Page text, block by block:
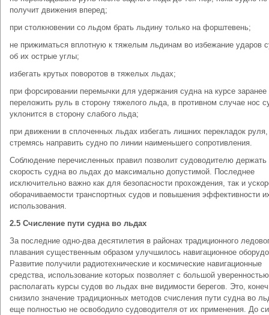
получит движения вперед;
при столкновении со льдом брать льдину только на форштевень;
не прижиматься вплотную к тяжелым льдинам во избежание ударов
об их острые углы;
избегать крутых поворотов в тяжелых льдах;
при форсировании перемычки для удержания судна на курсе заранее
переложить руль в сторону тяжелого льда, в противном случае нос
уклонится в сторону слабого льда;
при движении в сплоченных льдах избегать лишних перекладок руля,
стремясь направить судно по линии наименьшего сопротивления.
Соблюдение перечисленных правил позволит судоводителю держать
скорость судна во льдах до максимально допустимой. Последнее
исключительно важно как для безопасности прохождения, так и
оборачиваемости транспортных судов и повышения эффективности
использования.
2.5 Счисление пути судна во льдах
За последние одно-два десятилетия в районах традиционного
плавания существенным образом улучшилось навигационное
Развитие получили радиотехнические и космические навигационные
средства, использование которых позволяет с большой уверенностью
располагать курсы судов во льдах вне видимости берегов. Это,
снизило значение традиционных методов счисления пути судна во
еще полностью не освободило судоводителя от их применения. До